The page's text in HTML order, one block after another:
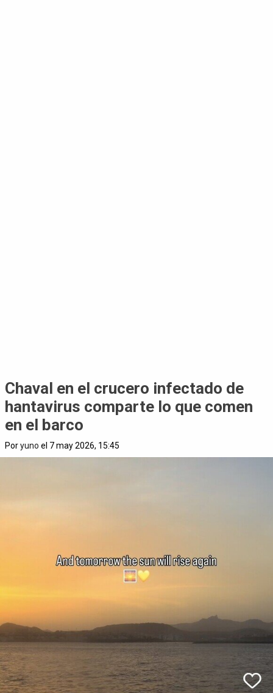
Chaval en el crucero infectado de
hantavirus comparte lo que comen
en el barco
Poryuno el 7 may 2026, 15:45